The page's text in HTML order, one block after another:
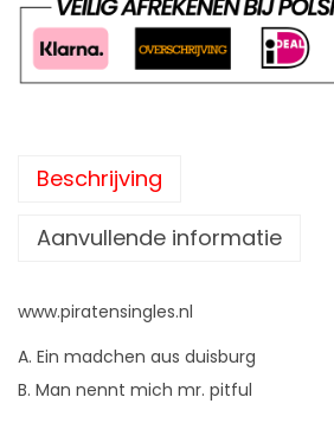
Beschrijving
Aanvullende informatie
www.piratensingles.nl
A. Ein madchen aus duisburg
B. Man nennt mich mr. pitful